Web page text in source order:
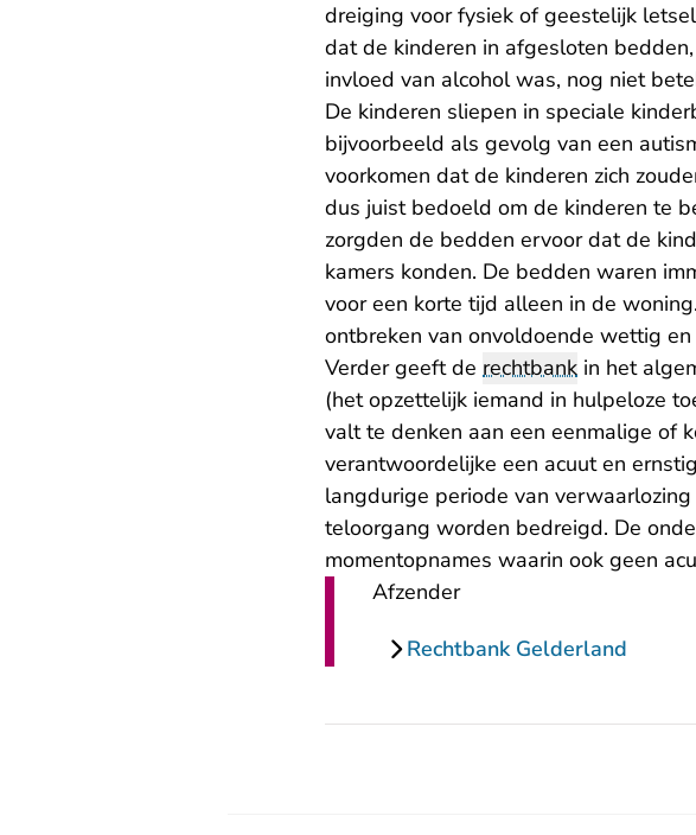
dreiging voor fysiek of geestelijk
dat de kinderen in afgesloten
invloed van alcohol was, nog niet
De kinderen sliepen in speciale
bijvoorbeeld als gevolg van een
voorkomen dat de kinderen zich
dus juist bedoeld om de kinderen te
zorgden de bedden ervoor dat de
kamers konden. De bedden waren
voor een korte tijd alleen in de
ontbreken van onvoldoende wettig
Verder geeft de rechtbank in het
(het opzettelijk iemand in hulpeloze
valt te denken aan een eenmalige of
verantwoordelijke een acuut en
langdurige periode van
teloorgang worden bedreigd. De
momentopnames waarin ook geen
Afzender
Rechtbank Gelderland